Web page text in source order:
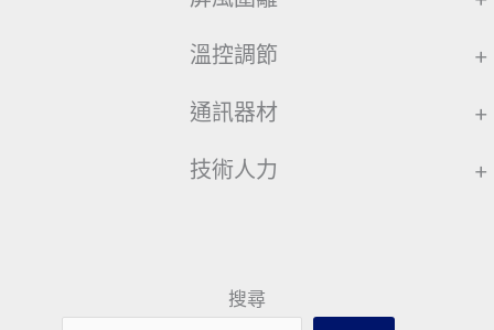
溫控調節 +
通訊器材 +
技術人力 +
搜尋